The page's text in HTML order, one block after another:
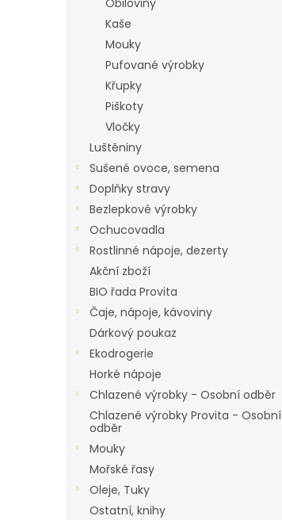
Obiloviny
Kaše
Mouky
Pufované výrobky
Křupky
Piškoty
Vločky
Luštěniny
Sušené ovoce, semena
Doplňky stravy
Bezlepkové výrobky
Ochucovadla
Rostlinné nápoje, dezerty
Akční zboží
BIO řada Provita
Čaje, nápoje, kávoviny
Dárkový poukaz
Ekodrogerie
Horké nápoje
Chlazené výrobky - Osobní odběr
Chlazené výrobky Provita - Osobní
odběr
Mouky
Mořské řasy
Oleje, Tuky
Ostatní, knihy